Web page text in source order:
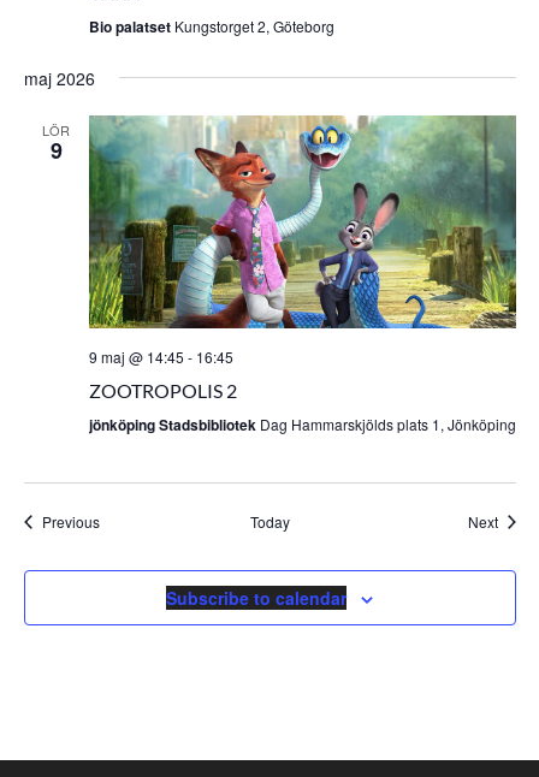
Bio palatset Kungstorget 2, Göteborg
maj 2026
LÖR
9
9 maj @ 14:45 - 16:45
ZOOTROPOLIS 2
jönköping Stadsbibliotek Dag Hammarskjölds plats 1, Jönköping
PreviousEvents Today Next
Subscribe to calendar